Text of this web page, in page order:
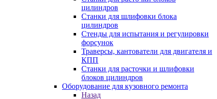
цилиндров
Станки для шлифовки блока
цилиндров
Стенды для испытания и регулировки
форсунок
Траверсы, кантователи для двигателя и
КПП
Станки для расточки и шлифовки
блоков цилиндров
Оборудование для кузовного ремонта
Назад